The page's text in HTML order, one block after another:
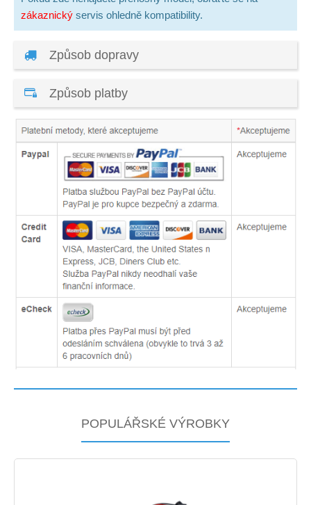
zákaznický servis ohledně kompatibility.
Způsob dopravy
Způsob platby
POPULÁŘSKÉ VÝROBKY